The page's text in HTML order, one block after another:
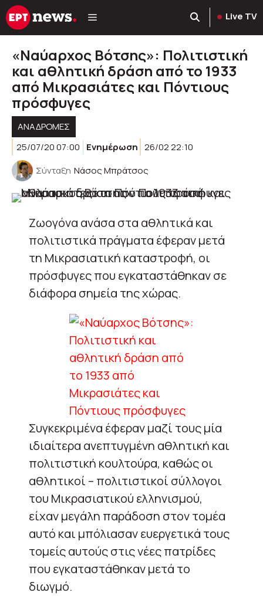
Μετάβαση
σε
Live TV
«Ναύαρχος Βότσης»: Πολιτιστική
και αθλητική δράση από το 1933
από Μικρασιάτες και Πόντιους
πρόσφυγες
ΑΝΑΔΡΟΜΈΣ
25/07/20 07:00
Ενημέρωση 26/02 22:10
Σύνταξη Νάσος Μπράτσος
Ζωογόνα ανάσα στα αθλητικά και
πολιτιστικά πράγματα έφεραν μετά
τη Μικρασιατική καταστροφή, οι
πρόσφυγες που εγκαταστάθηκαν σε
διάφορα σημεία της χώρας.
Συγκεκριμένα έφεραν μαζί τους μία
ιδιαίτερα ανεπτυγμένη αθλητική και
πολιτιστική κουλτούρα, καθώς οι
αθλητικοί – πολιτιστικοί σύλλογοι
του Μικρασιατικού ελληνισμού,
είχαν μεγάλη παράδοση στον τομέα
αυτό και μπόλιασαν ευεργετικά τους
τομείς αυτούς στις νέες πατρίδες
που εγκαταστάθηκαν μετά το
διωγμό.